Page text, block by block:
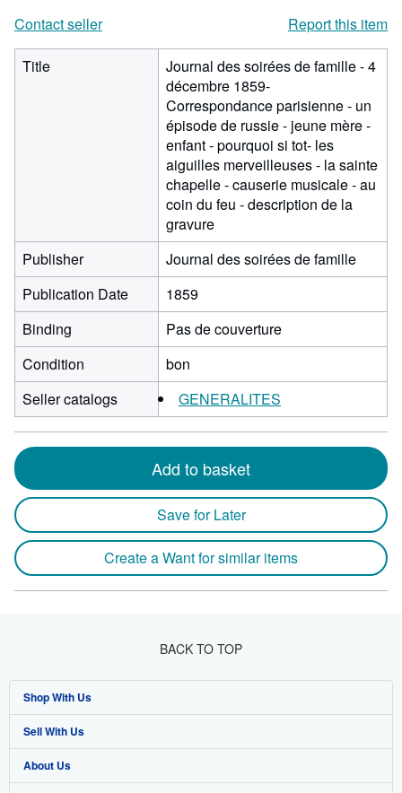
Contact seller
Report this item
Title
Journal des soirées de famille - 4
décembre 1859-
Correspondance parisienne - un
épisode de russie - jeune mère -
enfant - pourquoi si tot- les
aiguilles merveilleuses - la sainte
chapelle - causerie musicale - au
coin du feu - description de la
gravure
Publisher
Journal des soirées de famille
Publication Date
1859
Binding
Pas de couverture
Condition
bon
Seller catalogs
GENERALITES
Add to basket
Save for Later
Create a Want for similar items
BACK TO TOP
Shop With Us
Advanced Search
Browse Collections
Sell With Us
Start Selling
About Us